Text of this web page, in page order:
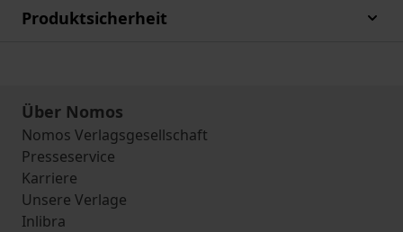
Produktsicherheit
Über Nomos
Nomos Verlagsgesellschaft
Presseservice
Karriere
Unsere Verlage
Inlibra